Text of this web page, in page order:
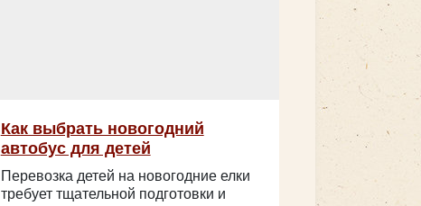
Как выбрать новогодний
автобус для детей
Перевозка детей на новогодние елки
требует тщательной подготовки и